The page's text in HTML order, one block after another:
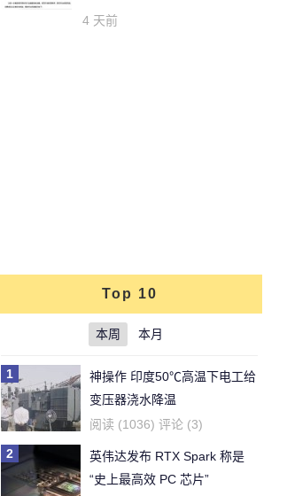
4 天前
Top 10
本周 本月
1
神操作 印度50℃高温下电工给
变压器浇水降温
阅读 (1036) 评论 (3)
2
英伟达发布 RTX Spark 称是
“史上最高效 PC 芯片”